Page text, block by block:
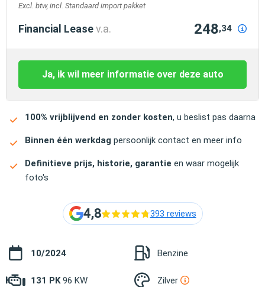
Excl. btw, incl. Standaard import pakket
Financial Leasev.a. 248,34
Ja, ik wil meer informatie over deze auto
100% vrijblijvend en zonder kosten, u beslist pas daarna
Binnen één werkdag persoonlijk contact en meer info
Definitieve prijs, historie, garantie en waar mogelijk
foto's
4,8 393 reviews
10/2024 Benzine
131 PK96 KW Zilver